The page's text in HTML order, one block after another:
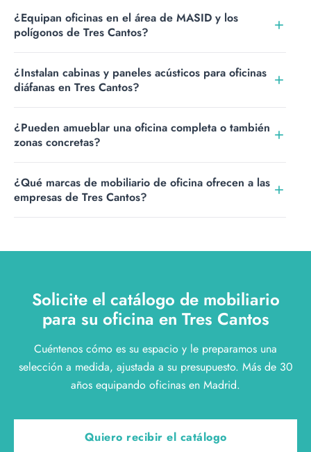
Tecnológico de Madrid (PTM) y en toda la zona norte,
con transporte y montaje incluidos.
¿Equipan oficinas en el área de MASID y los
polígonos de Tres Cantos?
Polígono Industrial de Tres Cantos y de las distintas zonas
empresariales del municipio, adaptando el mobiliario a
¿Instalan cabinas y paneles acústicos para oficinas
diáfanas en Tres Cantos?
llamadas, videollamadas y reuniones en plantas abiertas,
una necesidad habitual en las oficinas tecnológicas de
¿Pueden amueblar una oficina completa o también
zonas concretas?
suministramos zonas concretas, como una sala de
reuniones, las cabinas acústicas o la recepción, cuando
¿Qué marcas de mobiliario de oficina ofrecen a las
empresas de Tres Cantos?
Solicite el catálogo de mobiliario
para su oficina en Tres Cantos
Cuéntenos cómo es su espacio y le preparamos una
selección a medida, ajustada a su presupuesto. Más de 30
años equipando oficinas en Madrid.
Quiero recibir el catálogo